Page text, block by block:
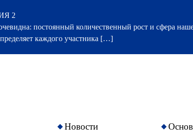
2
постоянный количественный рост и сфера
каждого участника […]
Новости